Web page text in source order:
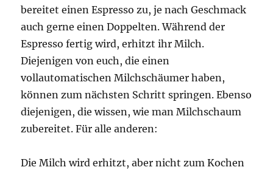
bereitet einen Espresso zu, je nach Geschmack
auch gerne einen Doppelten. Während der
Espresso fertig wird, erhitzt ihr Milch.
Diejenigen von euch, die einen
vollautomatischen Milchschäumer haben,
können zum nächsten Schritt springen. Ebenso
diejenigen, die wissen, wie man Milchschaum
zubereitet. Für alle anderen:
Die Milch wird erhitzt, aber nicht zum Kochen